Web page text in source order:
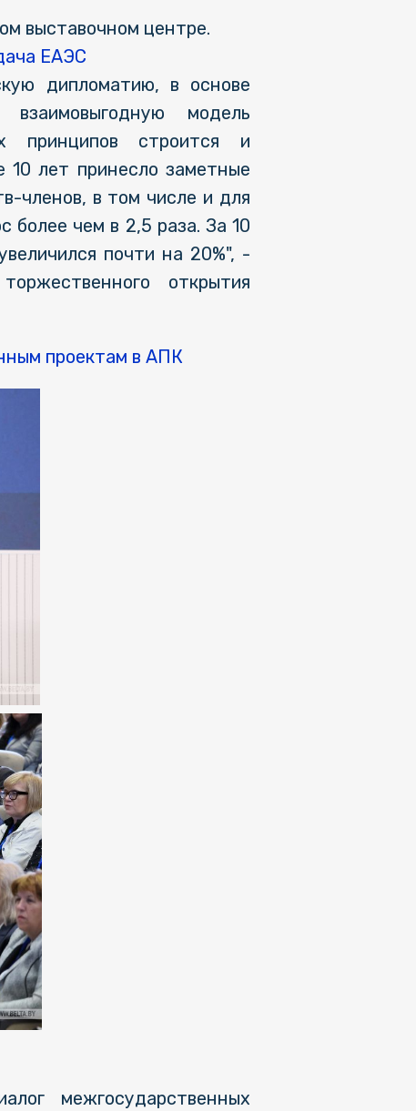
выставочном центре.
ЕАЭС
дипломатию, в основе
модель
принципов строится и
10 лет принесло заметные
членов, в том числе и для
более чем в 2,5 раза. За 10
почти на 20%", -
открытия
проектам в АПК
межгосударственных